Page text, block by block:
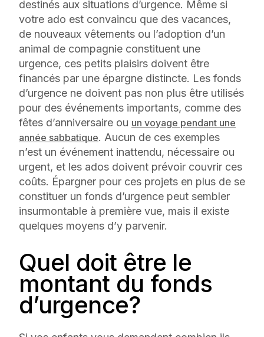
destinés aux situations d’urgence. Même si
votre ado est convaincu que des vacances,
de nouveaux vêtements ou l’adoption d’un
animal de compagnie constituent une
urgence, ces petits plaisirs doivent être
financés par une épargne distincte. Les fonds
d’urgence ne doivent pas non plus être utilisés
pour des événements importants, comme des
fêtes d’anniversaire ou un voyage pendant une
année sabbatique. Aucun de ces exemples
n’est un événement inattendu, nécessaire ou
urgent, et les ados doivent prévoir couvrir ces
coûts. Épargner pour ces projets en plus de se
constituer un fonds d’urgence peut sembler
insurmontable à première vue, mais il existe
quelques moyens d’y parvenir.
Quel doit être le
montant du fonds
d’urgence?